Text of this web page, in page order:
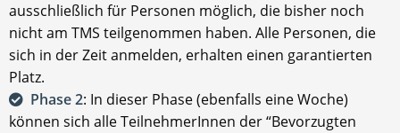
ausschließlich für Personen möglich, die bisher noch
nicht am TMS teilgenommen haben. Alle Personen, die
sich in der Zeit anmelden, erhalten einen garantierten
Platz.
Phase 2: In dieser Phase (ebenfalls eine Woche)
können sich alle TeilnehmerInnen der “Bevorzugten